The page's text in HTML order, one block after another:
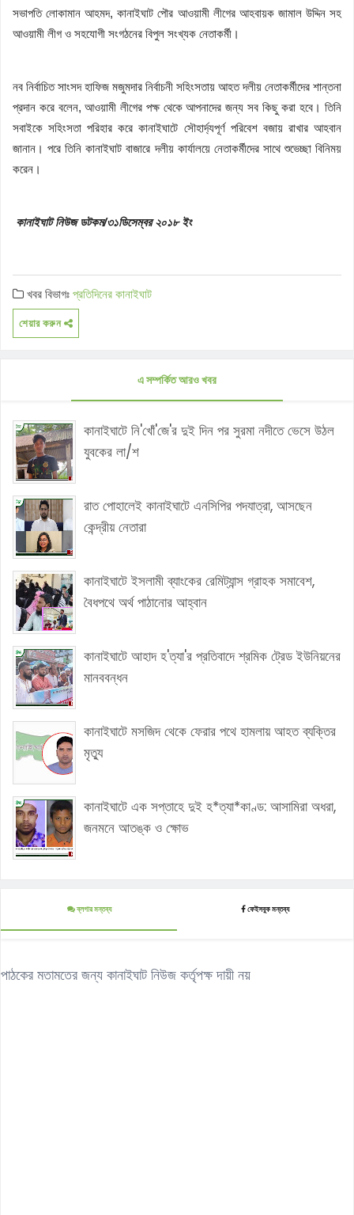
সভাপতি লোকামান আহমদ, কানাইঘাট পৌর আওয়ামী লীগের আহবায়ক জামাল উদ্দিন সহ
আওয়ামী লীগ ও সহযোগী সংগঠনের বিপুল সংখ্যক নেতাকর্মী।
নব নির্বাচিত সাংসদ হাফিজ মজুমদার নির্বাচনী সহিংসতায় আহত দলীয় নেতাকর্মীদের শান্তনা
প্রদান করে বলেন, আওয়ামী লীগের পক্ষ থেকে আপনাদের জন্য সব কিছু করা হবে। তিনি
সবাইকে সহিংসতা পরিহার করে কানাইঘাটে সৌহার্দ্যপূর্ণ পরিবেশ বজায় রাখার আহবান
জানান। পরে তিনি কানাইঘাট বাজারে দলীয় কার্যালয়ে নেতাকর্মীদের সাথে শুভেচ্ছা বিনিময়
করেন।
কানাইঘাট নিউজ ডটকম/৩১ডিসেম্বর ২০১৮ ইং
খবর বিভাগঃপ্রতিদিনের কানাইঘাট
শেয়ার করুন
এ সম্পর্কিত আরও খবর
কানাইঘাটে নি'খোঁ'জে'র দুই দিন পর সুরমা নদীতে ভেসে উঠল
যুবকের লা/শ
রাত পোহালেই কানাইঘাটে এনসিপির পদযাত্রা, আসছেন
কেন্দ্রীয় নেতারা
কানাইঘাটে ইসলামী ব্যাংকের রেমিট্যান্স গ্রাহক সমাবেশ,
বৈধপথে অর্থ পাঠানোর আহ্বান
কানাইঘাটে আহাদ হ'ত্যা'র প্রতিবাদে শ্রমিক ট্রেড ইউনিয়নের
মানববন্ধন
কানাইঘাটে মসজিদ থেকে ফেরার পথে হামলায় আহত ব্যক্তির
মৃত্যু
কানাইঘাটে এক সপ্তাহে দুই হ*ত্যা*কাণ্ড: আসামিরা অধরা,
জনমনে আতঙ্ক ও ক্ষোভ
ব্লগার মন্তব্য ফেইসবুক মন্তব্য
পাঠকের মতামতের জন্য কানাইঘাট নিউজ কর্তৃপক্ষ দায়ী নয়